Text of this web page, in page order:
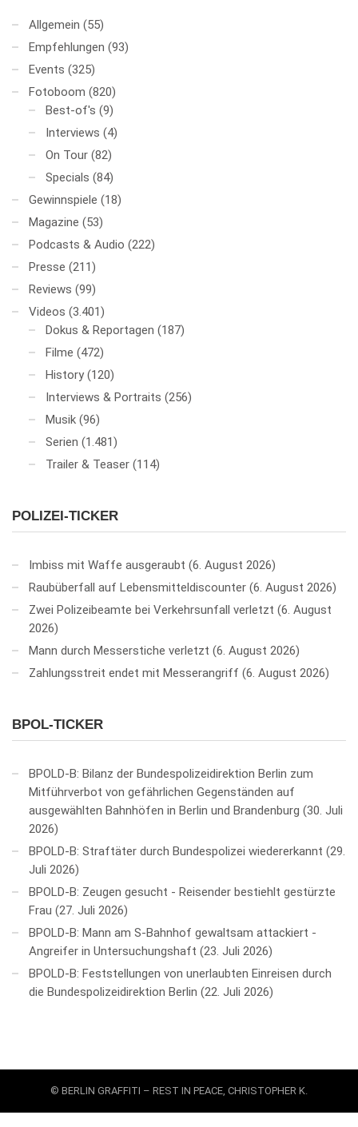
Allgemein (55)
Empfehlungen (93)
Events (325)
Fotoboom (820)
Best-of's (9)
Interviews (4)
On Tour (82)
Specials (84)
Gewinnspiele (18)
Magazine (53)
Podcasts & Audio (222)
Presse (211)
Reviews (99)
Videos (3.401)
Dokus & Reportagen (187)
Filme (472)
History (120)
Interviews & Portraits (256)
Musik (96)
Serien (1.481)
Trailer & Teaser (114)
POLIZEI-TICKER
Imbiss mit Waffe ausgeraubt 6. August 2026
Raubüberfall auf Lebensmitteldiscounter 6. August 2026
Zwei Polizeibeamte bei Verkehrsunfall verletzt 6. August
2026
Mann durch Messerstiche verletzt 6. August 2026
Zahlungsstreit endet mit Messerangriff 6. August 2026
BPOL-TICKER
BPOLD-B: Bilanz der Bundespolizeidirektion Berlin zum
Mitführverbot von gefährlichen Gegenständen auf
ausgewählten Bahnhöfen in Berlin und Brandenburg 30. Juli
2026
BPOLD-B: Straftäter durch Bundespolizei wiedererkannt
29.
Juli 2026
BPOLD-B: Zeugen gesucht - Reisender bestiehlt gestürzte
Frau
27. Juli 2026
BPOLD-B: Mann am S-Bahnhof gewaltsam attackiert -
Angreifer in Untersuchungshaft
23. Juli 2026
BPOLD-B: Feststellungen von unerlaubten Einreisen durch
die Bundespolizeidirektion Berlin
22. Juli 2026
© BERLIN GRAFFITI – REST IN PEACE, CHRISTOPHER K.